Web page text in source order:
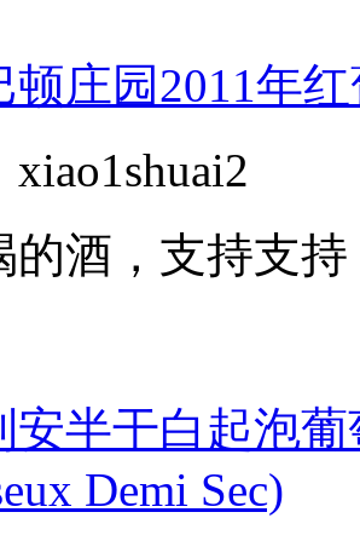
庄园2011年红
的酒，支持支持
安半干白起泡葡
Demi Sec)